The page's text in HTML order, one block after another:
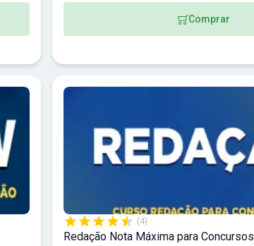
Comprar
(4)
Redação Nota Máxima para Concursos